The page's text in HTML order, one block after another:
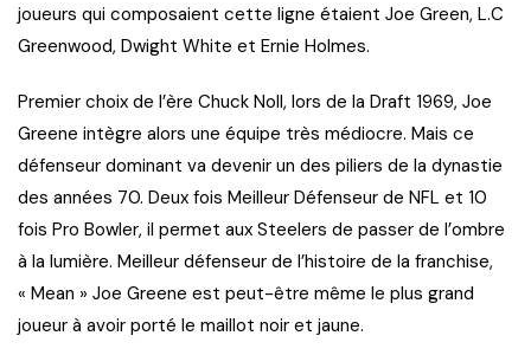
joueurs qui composaient cette ligne étaient Joe Green, L.C
Greenwood, Dwight White et Ernie Holmes.
Premier choix de l’ère Chuck Noll, lors de la Draft 1969, Joe
Greene intègre alors une équipe très médiocre. Mais ce
défenseur dominant va devenir un des piliers de la dynastie
des années 70. Deux fois Meilleur Défenseur de NFL et 10
fois Pro Bowler, il permet aux Steelers de passer de l’ombre
à la lumière. Meilleur défenseur de l’histoire de la franchise,
« Mean » Joe Greene est peut-être même le plus grand
joueur à avoir porté le maillot noir et jaune.